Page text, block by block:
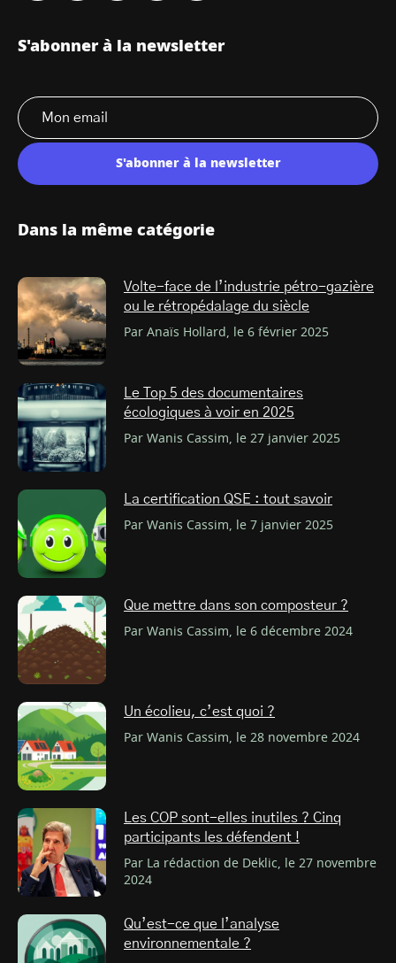
S'abonner à la newsletter
S'abonner à la newsletter
Dans la même catégorie
Volte-face de l’industrie pétro-gazière
ou le rétropédalage du siècle
Par Anaïs Hollard, le 6 février 2025
Le Top 5 des documentaires
écologiques à voir en 2025
Par Wanis Cassim, le 27 janvier 2025
La certification QSE : tout savoir
Par Wanis Cassim, le 7 janvier 2025
Que mettre dans son composteur ?
Par Wanis Cassim, le 6 décembre 2024
Un écolieu, c’est quoi ?
Par Wanis Cassim, le 28 novembre 2024
Les COP sont-elles inutiles ? Cinq
participants les défendent !
Par La rédaction de Deklic, le 27 novembre
2024
Qu’est-ce que l’analyse
environnementale ?